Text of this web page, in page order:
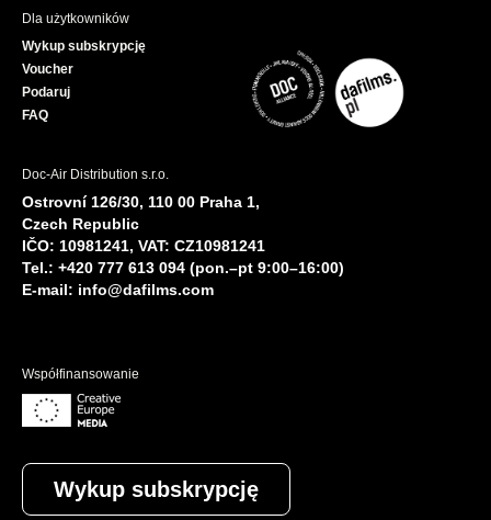
Dla użytkowników
Wykup subskrypcję
Voucher
Podaruj
FAQ
Doc-Air Distribution s.r.o.
Ostrovní 126/30, 110 00 Praha 1,
Czech Republic
IČO: 10981241, VAT: CZ10981241
Tel.: +420 777 613 094 (pon.–pt 9:00–16:00)
E-mail: info@dafilms.com
Współfinansowanie
Wykup subskrypcję